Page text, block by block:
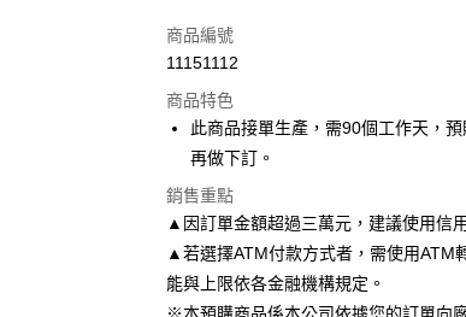
信用卡一次付款
3 期 0 利率 每期 NT$11,191
玉山商業銀行
6 期 0 利率 每期
玉山商業銀行
LINE Pay
悠遊付
商品編號
11151112
商品特色
此商品接單生產，需90個工作天，
再做下訂。
銷售重點
▲因訂單金額超過三萬元，建議使用信
▲若選擇ATM付款方式者，需使用ATM
能與上限依各金融機構規定。